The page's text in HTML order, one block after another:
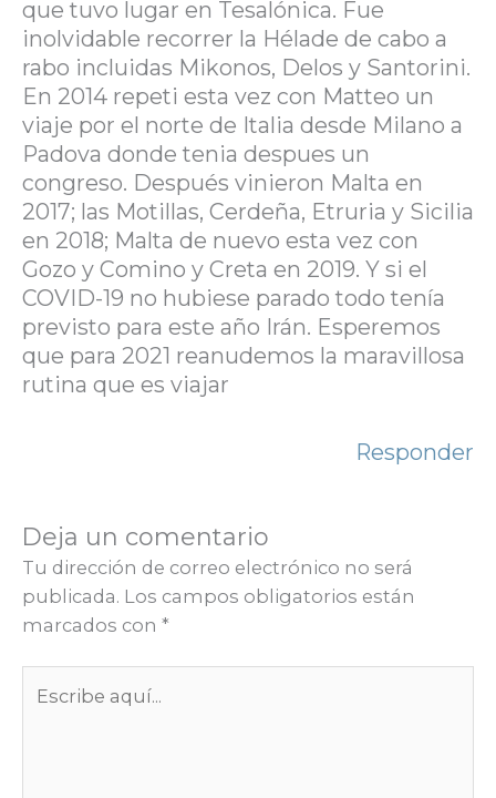
que tuvo lugar en Tesalónica. Fue
inolvidable recorrer la Hélade de cabo a
rabo incluidas Mikonos, Delos y Santorini.
En 2014 repeti esta vez con Matteo un
viaje por el norte de Italia desde Milano a
Padova donde tenia despues un
congreso. Después vinieron Malta en
2017; las Motillas, Cerdeña, Etruria y Sicilia
en 2018; Malta de nuevo esta vez con
Gozo y Comino y Creta en 2019. Y si el
COVID-19 no hubiese parado todo tenía
previsto para este año Irán. Esperemos
que para 2021 reanudemos la maravillosa
rutina que es viajar
Responder
Deja un comentario
Tu dirección de correo electrónico no será
publicada. Los campos obligatorios están
marcados con *